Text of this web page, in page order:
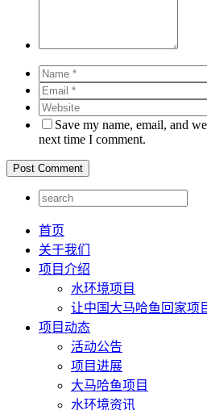
Save my name, email, and
next time I comment.
首页
关于我们
项目介绍
水环境项目
让中国大马哈鱼回家项
项目动态
活动公告
项目进展
大马哈鱼项目
水环境资讯